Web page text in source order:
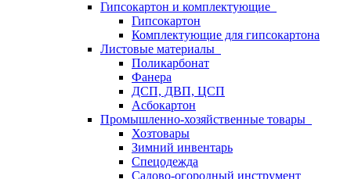
Гипсокартон и комплектующие
Гипсокартон
Комплектующие для гипсокартона
Листовые материалы
Поликарбонат
Фанера
ДСП, ДВП, ЦСП
Асбокартон
Промышленно-хозяйственные товары
Хозтовары
Зимний инвентарь
Спецодежда
Садово-огородный инструмент